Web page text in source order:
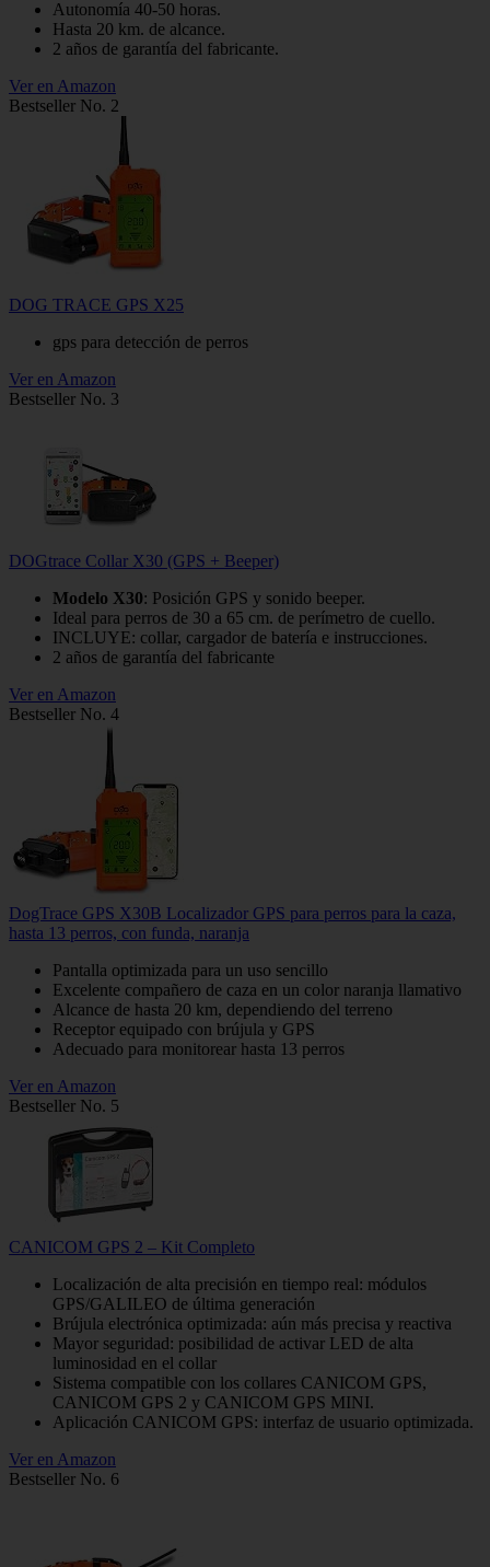
Autonomía 40-50 horas.
Hasta 20 km. de alcance.
2 años de garantía del fabricante.
Ver en Amazon
Bestseller No. 2
DOG TRACE GPS X25
gps para detección de perros
Ver en Amazon
Bestseller No. 3
DOGtrace Collar X30 (GPS + Beeper)
Modelo X30: Posición GPS y sonido beeper.
Ideal para perros de 30 a 65 cm. de perímetro de cuello.
INCLUYE: collar, cargador de batería e instrucciones.
2 años de garantía del fabricante
Ver en Amazon
Bestseller No. 4
DogTrace GPS X30B Localizador GPS para perros para la caza,
hasta 13 perros, con funda, naranja
Pantalla optimizada para un uso sencillo
Excelente compañero de caza en un color naranja llamativo
Alcance de hasta 20 km, dependiendo del terreno
Receptor equipado con brújula y GPS
Adecuado para monitorear hasta 13 perros
Ver en Amazon
Bestseller No. 5
CANICOM GPS 2 – Kit Completo
Localización de alta precisión en tiempo real: módulos
GPS/GALILEO de última generación
Brújula electrónica optimizada: aún más precisa y reactiva
Mayor seguridad: posibilidad de activar LED de alta
luminosidad en el collar
Sistema compatible con los collares CANICOM GPS,
CANICOM GPS 2 y CANICOM GPS MINI.
Aplicación CANICOM GPS: interfaz de usuario optimizada.
Ver en Amazon
Bestseller No. 6